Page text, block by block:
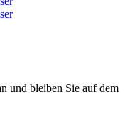
und bleiben Sie auf dem